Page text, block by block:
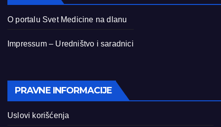
O portalu Svet Medicine na dlanu
Impressum – Uredništvo i saradnici
PRAVNE INFORMACIJE
Uslovi korišćenja